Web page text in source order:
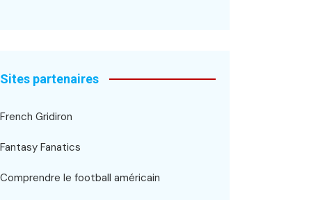
Sites partenaires
French Gridiron
Fantasy Fanatics
Comprendre le football américain